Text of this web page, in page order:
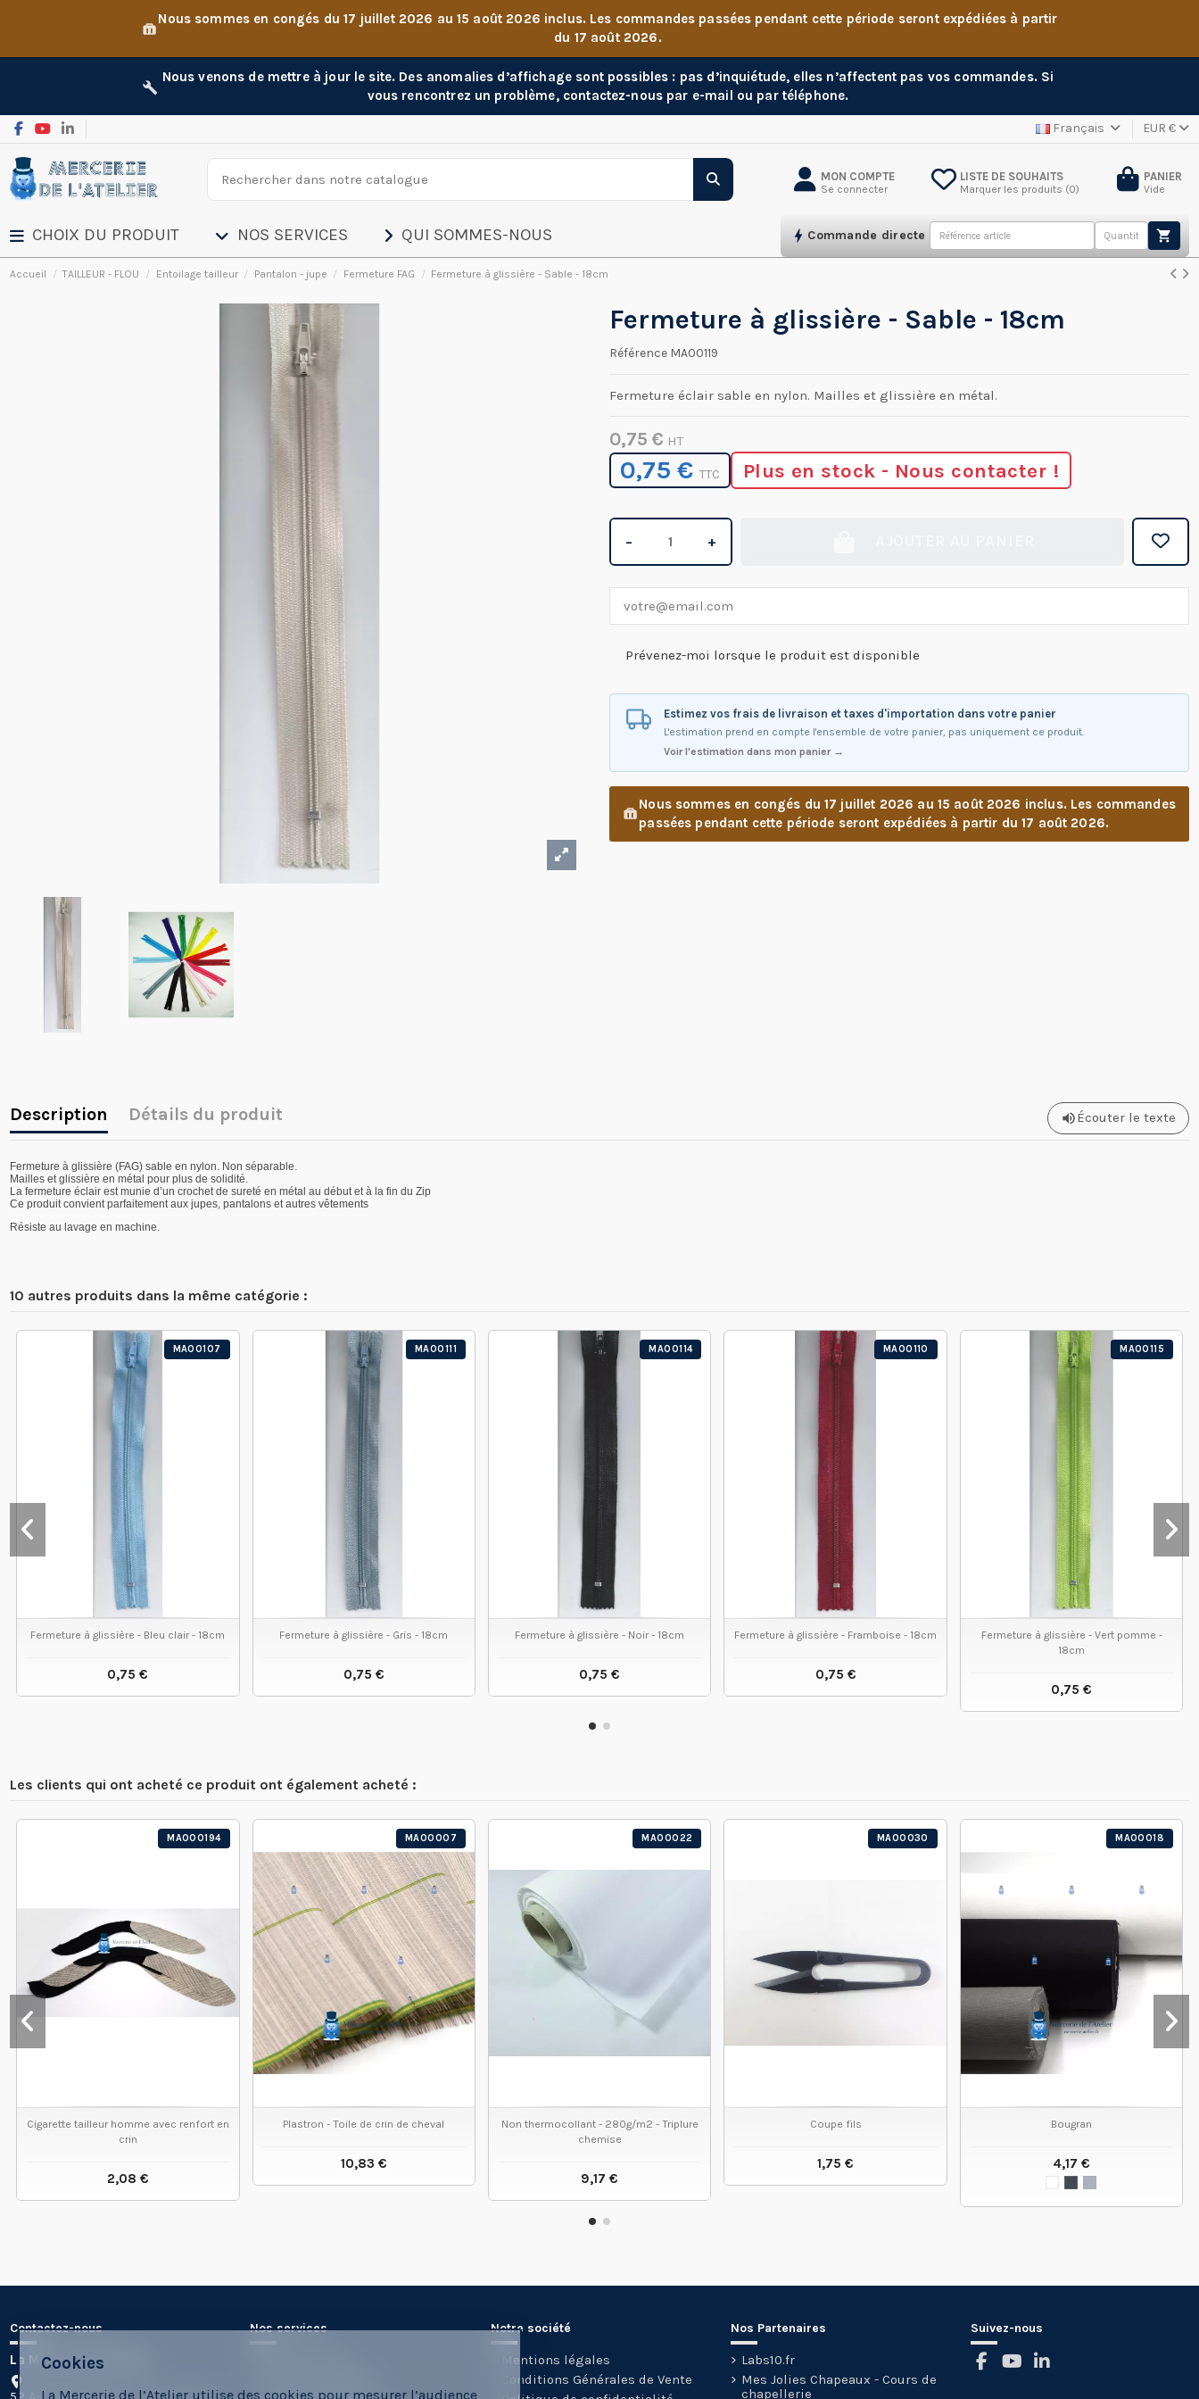
Nous sommes en congés du 17 juillet 2026 au 15 août 2026 inclus. Les commandes passées pendant cette période seront expédiées à partir
du 17 août 2026.
Nous venons de mettre à jour le site. Des anomalies d’affichage sont possibles : pas d’inquiétude, elles n’affectent pas vos commandes. Si
vous rencontrez un problème, contactez-nous par e-mail ou par téléphone.
Français EUR €
MON COMPTE
Se connecter
LISTE DE SOUHAITS
Marquer les produits (0)
PANIER
Vide
CHOIX DU PRODUIT NOS SERVICES QUI SOMMES-NOUS Commande directe
Accueil TAILLEUR - FLOU Entoilage tailleur Pantalon - jupe Fermeture FAG Fermeture à glissière - Sable - 18cm
Fermeture à glissière - Sable - 18cm
Référence MA00119
Fermeture éclair sable en nylon. Mailles et glissière en métal.
Plus en stock - Nous contacter !
0,75 € HT
0,75 €TTC
− +
Estimez vos frais de livraison et taxes d'importation dans votre panier
L'estimation prend en compte l'ensemble de votre panier, pas uniquement ce produit.
Voir l'estimation dans mon panier →
Nous sommes en congés du 17 juillet 2026 au 15 août 2026 inclus. Les commandes
passées pendant cette période seront expédiées à partir du 17 août 2026.
Description Détails du produit Écouter le texte
Fermeture à glissière (FAG) sable en nylon. Non séparable.
Mailles et glissière en métal pour plus de solidité.
La fermeture éclair est munie d’un crochet de sureté en métal au début et à la fin du Zip
Ce produit convient parfaitement aux jupes, pantalons et autres vêtements
Résiste au lavage en machine.
10 autres produits dans la même catégorie :
MA00107
Fermeture à glissière - Bleu clair - 18cm
0,75 €
VOIR LE PRODUIT
MA00111
Fermeture à glissière - Gris - 18cm
0,75 €
VOIR LE PRODUIT
MA00114
Fermeture à glissière - Noir - 18cm
0,75 €
VOIR LE PRODUIT
MA00110
Fermeture à glissière - Framboise - 18cm
0,75 €
VOIR LE PRODUIT
MA00115
Fermeture à glissière - Vert pomme -
18cm
0,75 €
VOIR LE PRODUIT
Les clients qui ont acheté ce produit ont également acheté :
MA000194
Cigarette tailleur homme avec renfort en
crin
2,08 €
VOIR LE PRODUIT
MA00007
Plastron - Toile de crin de cheval
10,83 €
VOIR LE PRODUIT
MA00022
Non thermocollant - 280g/m2 - Triplure
chemise
9,17 €
VOIR LE PRODUIT
MA00030
Coupe fils
1,75 €
VOIR LE PRODUIT
MA00018
Bougran
4,17 €
VOIR LE PRODUIT
Contactez-nous
La Mercerie de l'Atelier
Nos services Notre société
Mentions légales
Conditions Générales de Vente
Nos Partenaires
Labs10.fr
Mes Jolies Chapeaux - Cours de
chapellerie
Suivez-nous
Cookies
La Mercerie de l’Atelier utilise des cookies pour mesurer l’audience